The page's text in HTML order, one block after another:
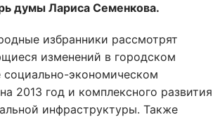
думы Лариса Семенкова.
избранники рассмотрят
изменений в городском
экономическом
2013 год и комплексного развития
инфраструктуры. Также